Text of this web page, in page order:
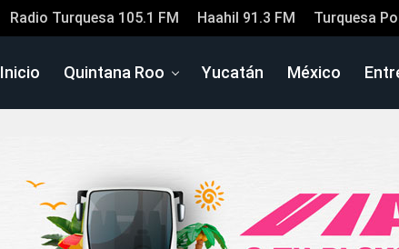
Radio Turquesa 105.1 FM Haahil 91.3 FM Turquesa
Inicio Quintana Roo Yucatán México